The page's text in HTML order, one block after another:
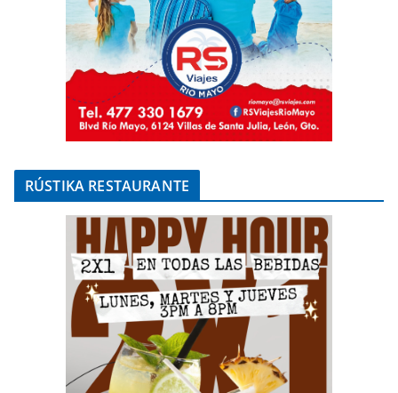
RÚSTIKA RESTAURANTE